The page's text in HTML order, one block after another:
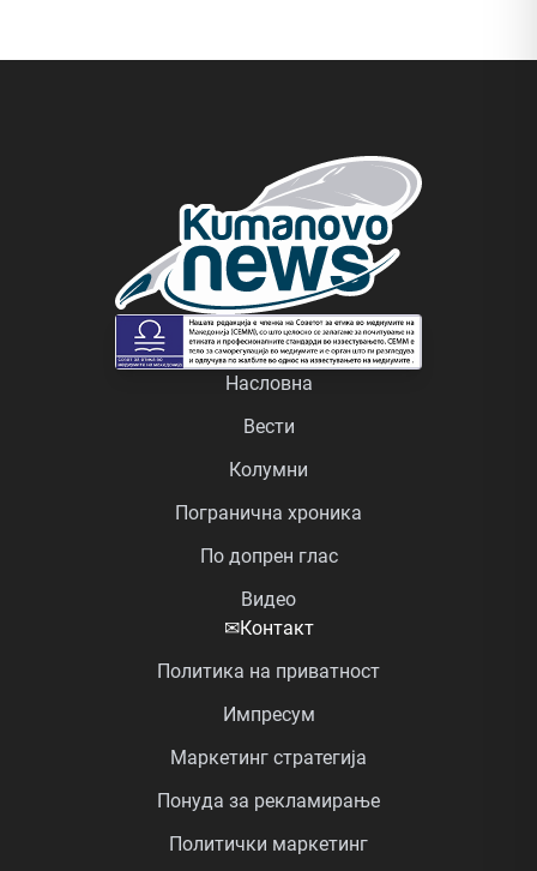
Насловна
Вести
Колумни
Погранична хроника
По допрен глас
Видео
✉Контакт
Политика на приватност
Импресум
Маркетинг стратегија
Понуда за рекламирање
Политички маркетинг